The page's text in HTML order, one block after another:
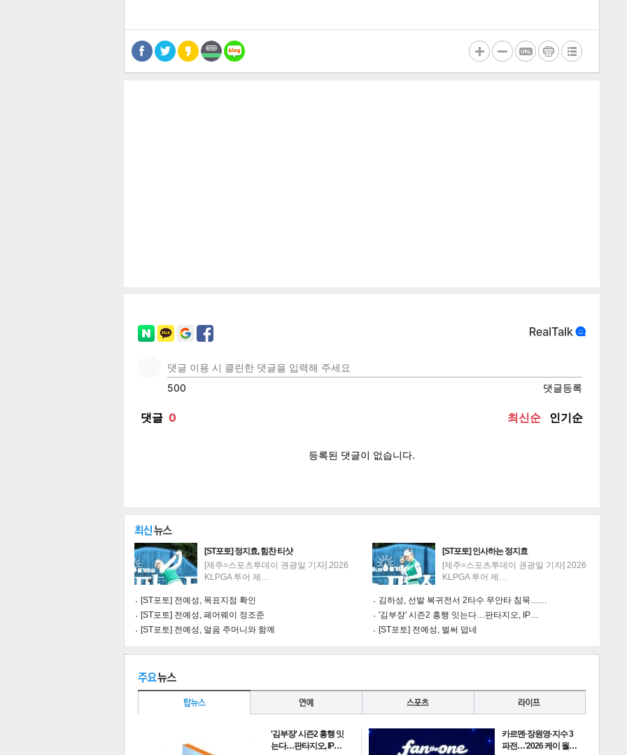
트위 카카 인쇄 목록
[ST포토] 정지효, 힘찬 티샷
[제주=스포츠투데이 권광일 기자] 2026
KLPGA 투어 제…
[ST포토] 전예성, 목표지점 확인
[ST포토] 전예성, 페어웨이 정조준
[ST포토] 전예성, 얼음 주머니와 함께
[ST포토] 인사하는 정지효
[제주=스포츠투데이 권광일 기자] 2026
KLPGA 투어 제…
김하성, 선발 복귀전서 2타수 무안타 침묵……
'김부장' 시즌2 흥행 잇는다…판타지오, IP…
[ST포토] 전예성, 벌써 덥네
'김부장' 시즌2 흥행 잇
는다…판타지오, IP…
카르멘·장원영·지수 3
파전…'2026 케이 월…